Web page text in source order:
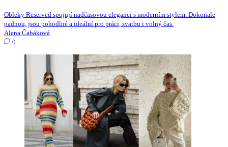
Obleky Reserved spojují nadčasovou eleganci s moderním stylem. Dokonale
padnou, jsou pohodlné a ideální pro práci, svatbu i volný čas.
Alena Čabáková
0